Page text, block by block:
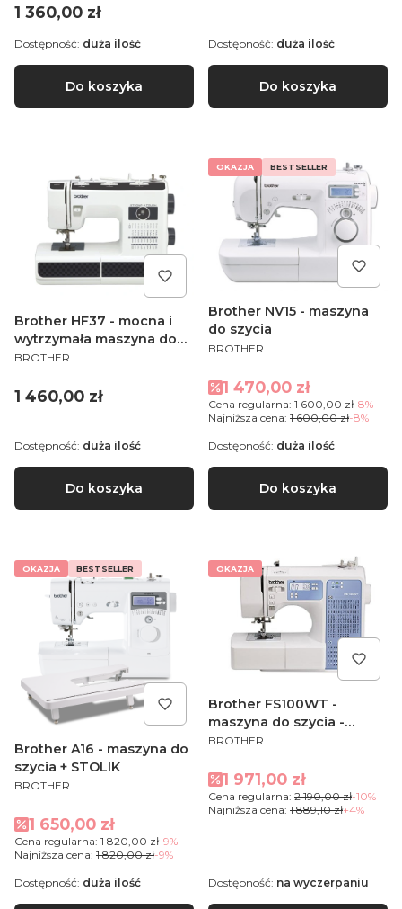
Cena
1 360,00 zł
Do koszyka
Dostępność: duża ilość
Do koszyka
Dostępność: duża ilość
Brother HF37 - mocna i
wytrzymała maszyna do
szycia
PRODUCENT
BROTHER
Cena
1 460,00 zł
Do koszyka
Dostępność: duża ilość
OKAZJA BESTSELLER
Brother NV15 - maszyna
do szycia
PRODUCENT
BROTHER
Cena promocyjna
1 470,00 zł
Cena regularna: 1 600,00 zł-8%
Najniższa cena: 1 600,00 zł-8%
Do koszyka
Dostępność: duża ilość
OKAZJA BESTSELLER
Brother A16 - maszyna do
szycia + STOLIK
PRODUCENT
BROTHER
Cena promocyjna
1 650,00 zł
Cena regularna: 1 820,00 zł-9%
Najniższa cena: 1 820,00 zł-9%
Dostępność: duża ilość
OKAZJA
Brother FS100WT -
maszyna do szycia -
OUTLET
PRODUCENT
BROTHER
Cena promocyjna
1 971,00 zł
Cena regularna: 2 190,00 zł-10%
Najniższa cena: 1 889,10 zł+4%
Dostępność: na wyczerpaniu